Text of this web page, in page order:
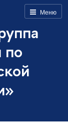
Меню
по